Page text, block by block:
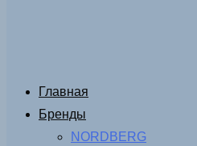
Главная
Бренды
NORDBERG